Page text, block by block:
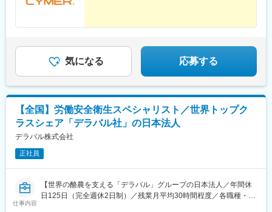
■当社の特徴
世の中のあらゆるモノの中で、人々の生活を密かに支えている
る、最終製品に最も近い領域の専業メーカーです。世界トップレ
ベルの最先端技術と生産規模・ノウハウを有し、各国の大手メー
カーとパートナーシップを築きながら、高品質な半導体を通じて
世界中の人々の暮らしを豊かにしています。
変更の範囲：会社の定める業務
気になる 応募する
【全国】労働安全衛生スペシャリスト／世界トップク
ラスシェア「デラバル社」の日本法人
デラバル株式会社
正社員
仕事内容
【世界の酪農を支える「デラバル」グループの日本法人／年間休
日125日（完全週休2日制）／残業月平均30時間程度／各職種・階